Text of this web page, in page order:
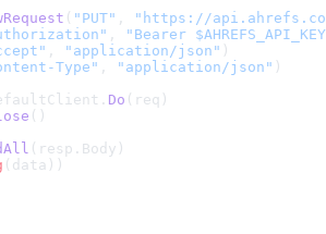
( "PUT" , " https://
,
"Bearer
, "application/json" )
Type" , "application/json" )
Do (req)
()
(resp.Body)
(data))